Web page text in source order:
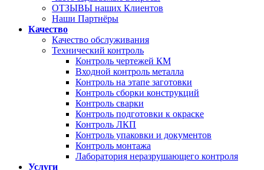
ОТЗЫВЫ наших Клиентов
Наши Партнёры
Качество
Качество обслуживания
Технический контроль
Контроль чертежей КМ
Входной контроль металла
Контроль на этапе заготовки
Контроль сборки конструкций
Контроль сварки
Контроль подготовки к окраске
Контроль ЛКП
Контроль упаковки и документов
Контроль монтажа
Лаборатория неразрушающего контроля
Услуги